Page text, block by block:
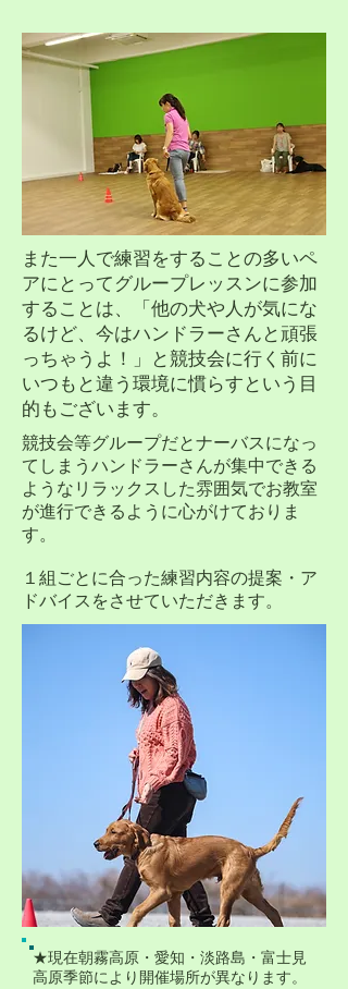
また一人で練習をすることの多いペ
アにとってグループレッスンに参加
することは、「他の犬や人が気にな
るけど、今はハンドラーさんと頑張
っちゃうよ！」と競技会に行く前に
いつもと違う環境に慣らすという目
的もございます。
競技会等グループだとナーバスになっ
てしまうハンドラーさんが集中できる
ようなリラックスした雰囲気でお教室
が進行できるように心がけておりま
す。
​１組ごとに合った練習内容の提案・ア
ドバイスをさせていただきます。
★現在朝霧高原・愛知・淡路島・富士見
高原季節により開催場所が異なります。